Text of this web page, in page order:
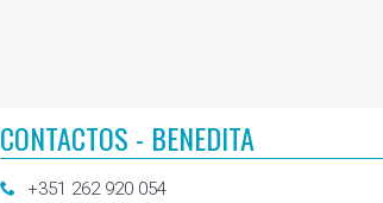
CONTACTOS - BENEDITA
+351 262 920 054